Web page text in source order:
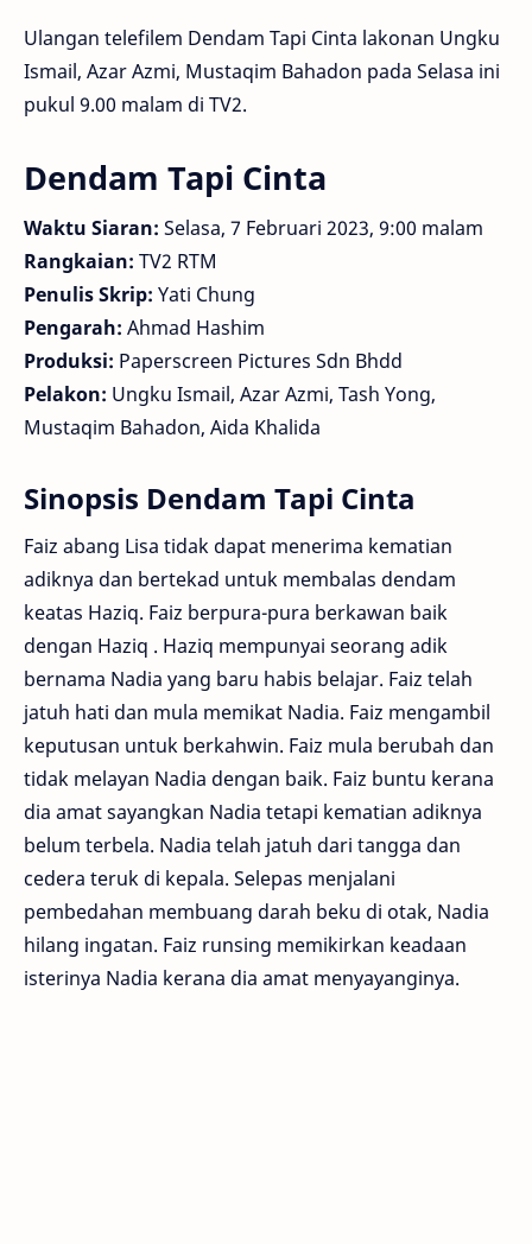
Ulangan telefilem Dendam Tapi Cinta lakonan Ungku
Ismail, Azar Azmi, Mustaqim Bahadon pada Selasa ini
pukul 9.00 malam di TV2.
Dendam Tapi Cinta
Waktu Siaran: Selasa, 7 Februari 2023, 9:00 malam
Rangkaian: TV2 RTM
Penulis Skrip: Yati Chung
Pengarah: Ahmad Hashim
Produksi: Paperscreen Pictures Sdn Bhdd
Pelakon: Ungku Ismail, Azar Azmi, Tash Yong,
Mustaqim Bahadon, Aida Khalida
Sinopsis Dendam Tapi Cinta
Faiz abang Lisa tidak dapat menerima kematian
adiknya dan bertekad untuk membalas dendam
keatas Haziq. Faiz berpura-pura berkawan baik
dengan Haziq . Haziq mempunyai seorang adik
bernama Nadia yang baru habis belajar. Faiz telah
jatuh hati dan mula memikat Nadia. Faiz mengambil
keputusan untuk berkahwin. Faiz mula berubah dan
tidak melayan Nadia dengan baik. Faiz buntu kerana
dia amat sayangkan Nadia tetapi kematian adiknya
belum terbela. Nadia telah jatuh dari tangga dan
cedera teruk di kepala. Selepas menjalani
pembedahan membuang darah beku di otak, Nadia
hilang ingatan. Faiz runsing memikirkan keadaan
isterinya Nadia kerana dia amat menyayanginya.